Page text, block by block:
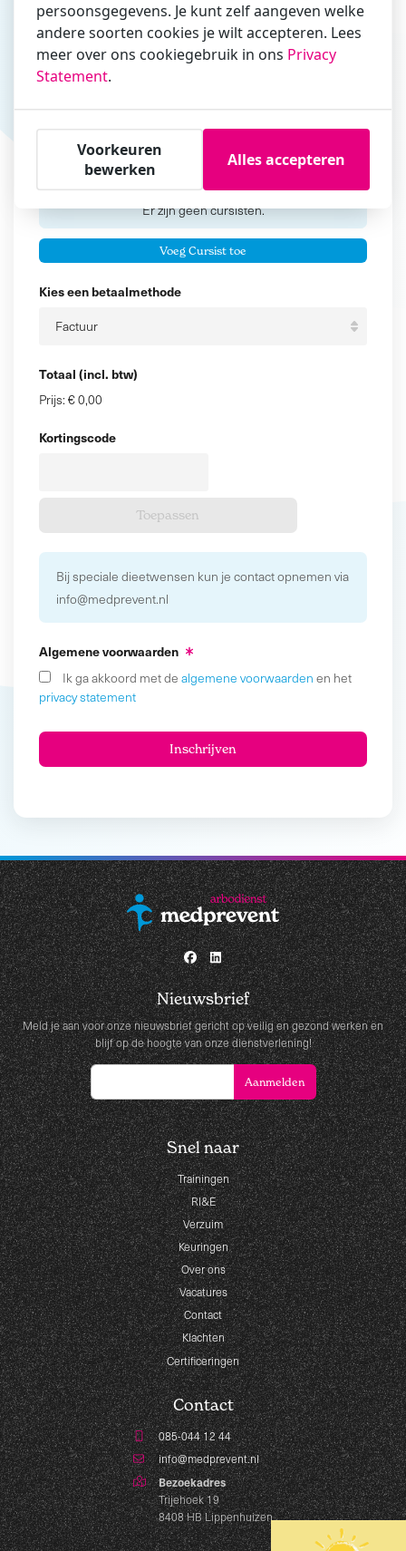
zakelijk/administratief correspondeert
Is de contactpersoon ook een cursist?
Ja
Cursisten
Voeg cursisten toe
Voornaam
Tussenvoegsel
Er zijn geencursisten.
Voeg Cursist toe
Kies een betaalmethode
Totaal (incl. btw)
Prijs: € 0,00
Kortingscode
Bij speciale dieetwensen kun je contact opnemen via
info@medprevent.nl
Algemene voorwaarden
Ik ga akkoord met de algemene voorwaarden en het
privacy statement
Nieuwsbrief
Meld je aan voor onze nieuwsbrief gericht op veilig en gezond werken en
blijf op de hoogte van onze dienstverlening!
Snel naar
Trainingen
RI&E
Verzuim
Keuringen
Over ons
Vacatures
Contact
Klachten
Certificeringen
Contact
085-044 12 44
info@medprevent.nl
Bezoekadres
Trijehoek 19
8408 HB Lippenhuizen
persoonsgegevens. Je kunt zelf aangeven welke
andere soorten cookies je wilt accepteren. Lees
meer over ons cookiegebruik in ons Privacy
Statement.
Voorkeuren
bewerken
Alles accepteren